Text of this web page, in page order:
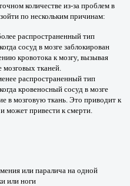
количестве из-за проблем в
по нескольким причинам:
распространенный тип
сосуд в мозге заблокирован
кровотока к мозгу, вызывая
тканей.
распространенный тип
кровеносный сосуд в мозге
в мозговую ткань. Это приводит к
может привести к смерти.
или паралича на одной
или ноги